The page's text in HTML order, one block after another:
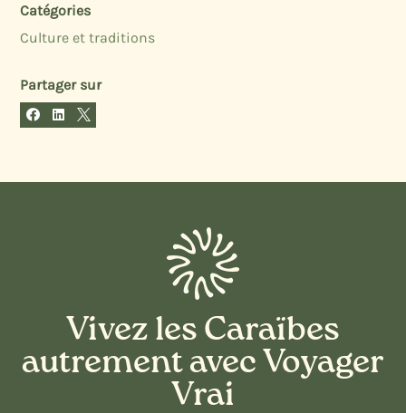
Catégories
Culture et traditions
Partager sur
  
Vivez les Caraïbes
autrement avec Voyager
Vrai